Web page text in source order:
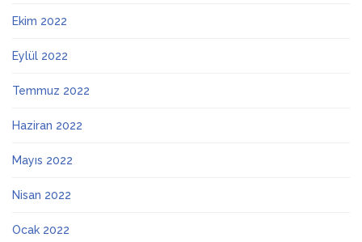
Ekim 2022
Eylül 2022
Temmuz 2022
Haziran 2022
Mayıs 2022
Nisan 2022
Ocak 2022